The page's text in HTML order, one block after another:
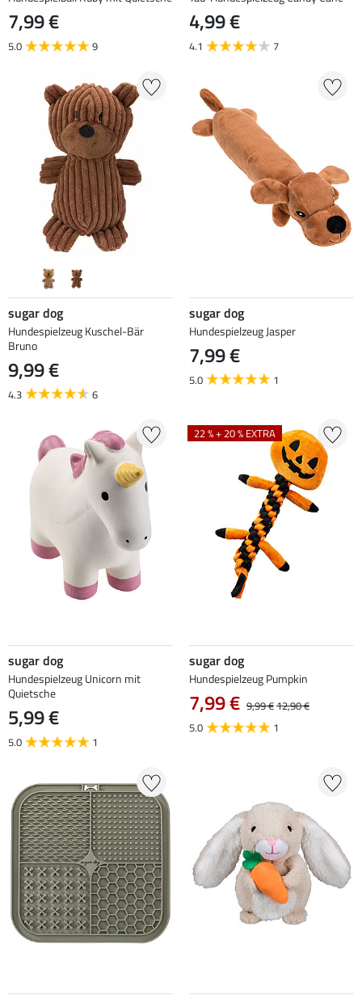
7,99 €
5.0 9
4,99 €
4.1 7
sugar dog
Hundespielzeug Kuschel-Bär
Bruno
9,99 €
4.3 6
sugar dog
Hundespielzeug Jasper
7,99 €
5.0 1
sugar dog
Hundespielzeug Unicorn mit
Quietsche
5,99 €
5.0 1
22 % + 20 % EXTRA
sugar dog
Hundespielzeug Pumpkin
7,99 € 9,99 €12,90 €
5.0
1